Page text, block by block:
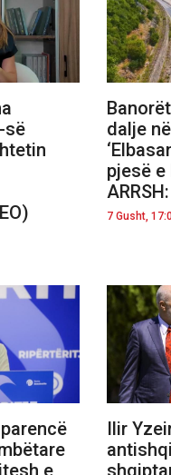
së
dalje
pjesë
7 Gusht,
e
Ilir